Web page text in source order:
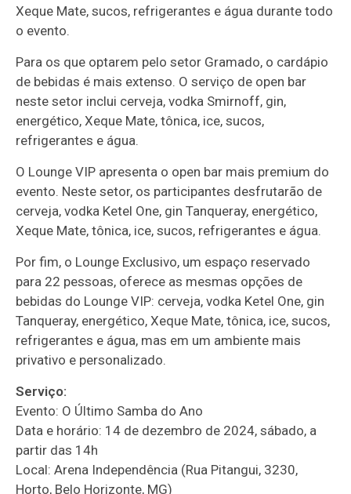
Xeque Mate, sucos, refrigerantes e água durante todo
o evento.
Para os que optarem pelo setor Gramado, o cardápio
de bebidas é mais extenso. O serviço de open bar
neste setor inclui cerveja, vodka Smirnoff, gin,
energético, Xeque Mate, tônica, ice, sucos,
refrigerantes e água.
O Lounge VIP apresenta o open bar mais premium do
evento. Neste setor, os participantes desfrutarão de
cerveja, vodka Ketel One, gin Tanqueray, energético,
Xeque Mate, tônica, ice, sucos, refrigerantes e água.
Por fim, o Lounge Exclusivo, um espaço reservado
para 22 pessoas, oferece as mesmas opções de
bebidas do Lounge VIP: cerveja, vodka Ketel One, gin
Tanqueray, energético, Xeque Mate, tônica, ice, sucos,
refrigerantes e água, mas em um ambiente mais
privativo e personalizado.
Serviço:
Evento: O Último Samba do Ano
Data e horário: 14 de dezembro de 2024, sábado, a
partir das 14h
Local: Arena Independência (Rua Pitangui, 3230,
Horto, Belo Horizonte, MG)